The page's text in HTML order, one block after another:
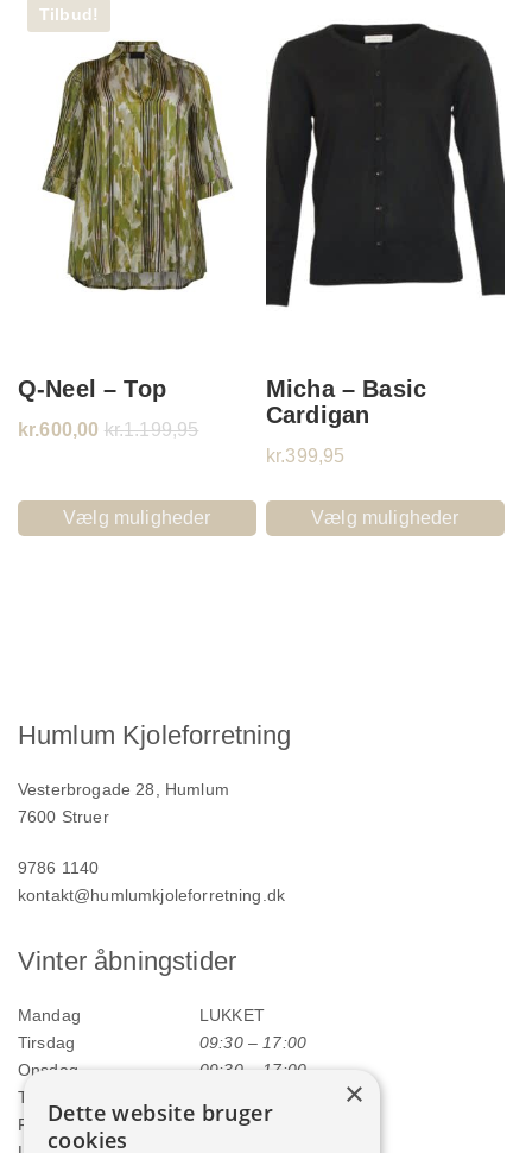
Tilbud!
Q-Neel – Top
kr.600,00 kr.1.199,95
Vælg muligheder
Micha – Basic
Cardigan
kr.399,95
Vælg muligheder
Humlum Kjoleforretning
Vesterbrogade 28, Humlum
7600 Struer
9786 1140
kontakt@humlumkjoleforretning.dk
Vinter åbningstider
Mandag
LUKKET
Tirsdag
09:30 – 17:00
Onsdag
09:30 – 17:00
Torsdag
Fredag
09:30 – 17:00
×
Dette website bruger
cookies